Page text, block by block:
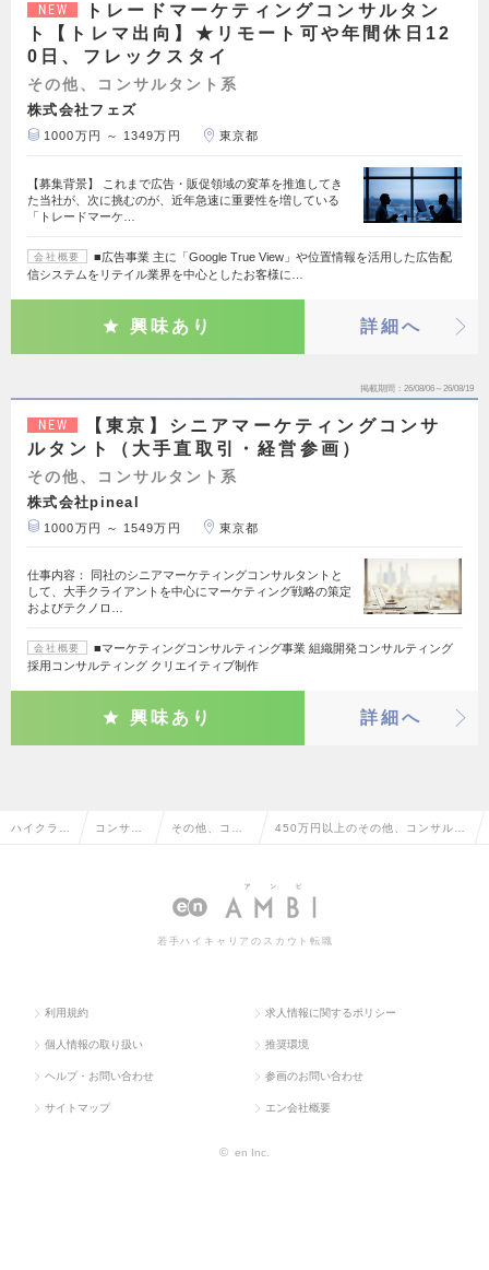
NEW
トレードマーケティングコンサルタン
ト【トレマ出向】★リモート可や年間休日12
0日、フレックスタイ
その他、コンサルタント系
株式会社フェズ
1000万円 ～ 1349万円 東京都
【募集背景】 これまで広告・販促領域の変革を推進してき
た当社が、次に挑むのが、近年急速に重要性を増している
「トレードマーケ…
会社概要
■広告事業 主に「Google True View」や位置情報を活用した広告配
信システムをリテイル業界を中心としたお客様に…
興味あり 詳細へ
掲載期間 26/08/06～26/08/19
NEW
【東京】シニアマーケティングコンサ
ルタント（大手直取引・経営参画）
その他、コンサルタント系
株式会社pineal
1000万円 ～ 1549万円 東京都
仕事内容： 同社のシニアマーケティングコンサルタントと
して、大手クライアントを中心にマーケティング戦略の策定
およびテクノロ…
会社概要
■マーケティングコンサルティング事業 組織開発コンサルティング
採用コンサルティング クリエイティブ制作
興味あり 詳細へ
ハイクラス コンサル その他、コン 450万円以上のその他、コンサルタ
若手ハイキャリアのスカウト転職
利用規約 求人情報に関するポリシー
個人情報の取り扱い 推奨環境
ヘルプ・お問い合わせ 参画のお問い合わせ
サイトマップ エン会社概要
© en Inc.